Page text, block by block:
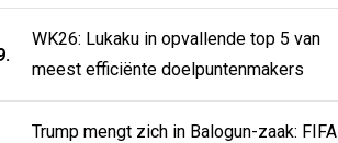
WK26: Lukaku in opvallende top 5 van
meest efficiënte doelpuntenmakers
Trump mengt zich in Balogun-zaak: FIFA